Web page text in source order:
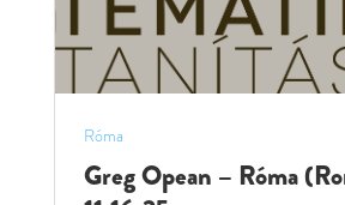
Róma
Greg Opean – Róma